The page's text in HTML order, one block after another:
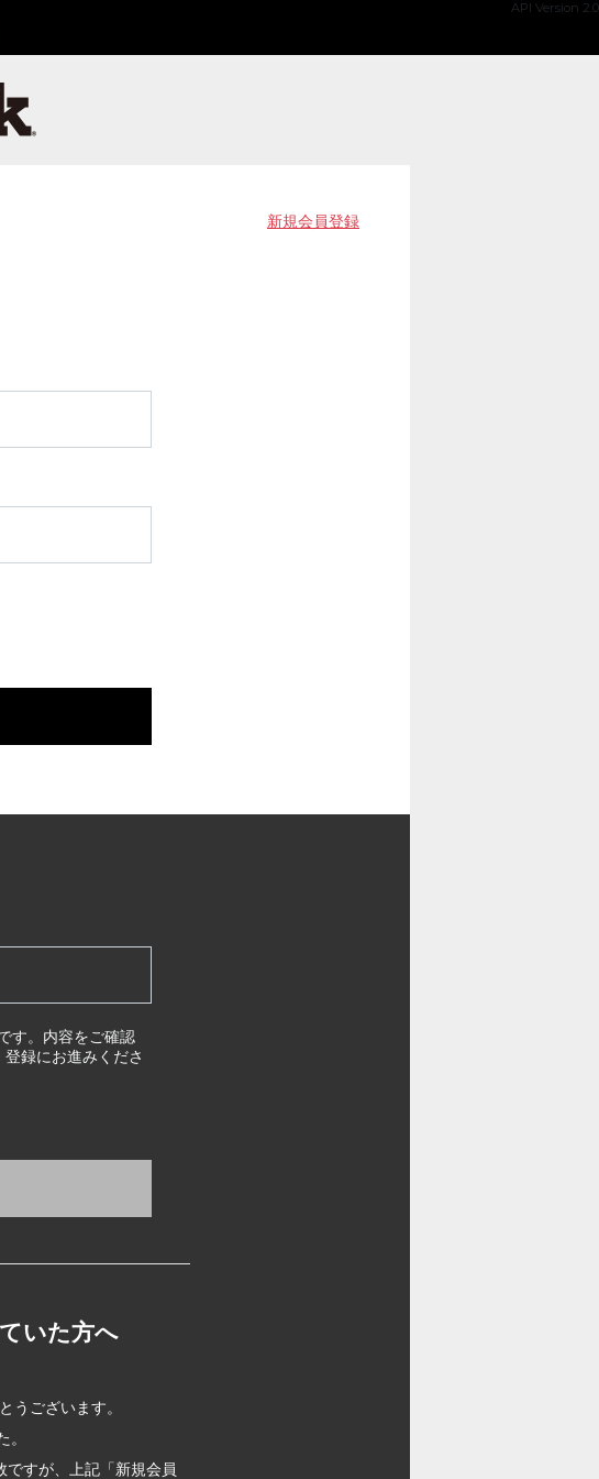
API Version 2.0
新規会員登録
す。内容をご確認
録にお進みくださ
いた方へ
うございます。
すが、上記「新規会員